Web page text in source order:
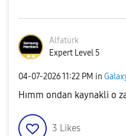
Alfatürk
Expert Level 5
‎04-07-202611:22 PM in
Hımm ondan kaynakli o
3 Likes